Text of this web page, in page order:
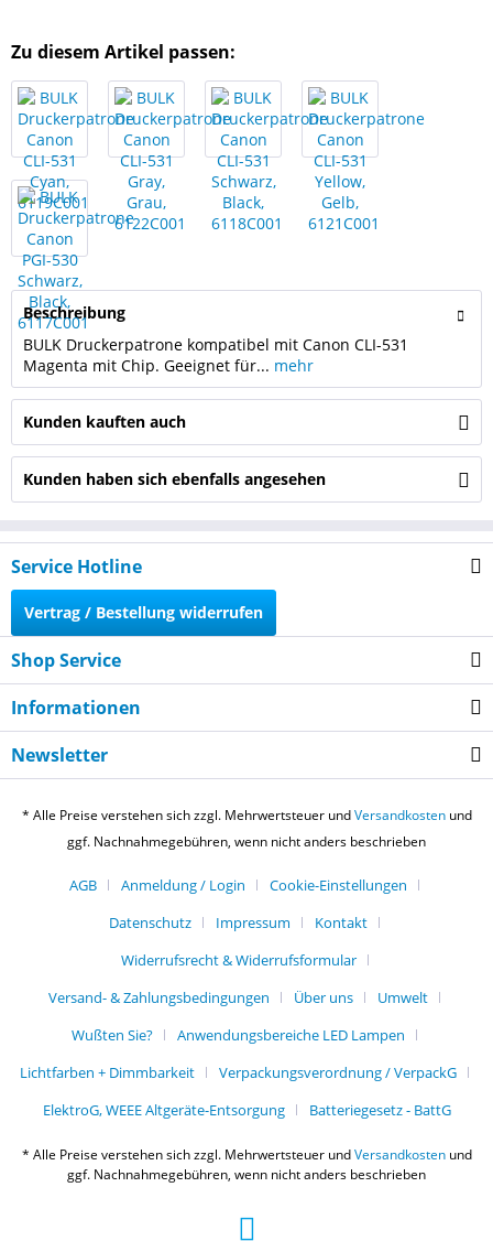
Zu diesem Artikel passen:
Beschreibung
BULK Druckerpatrone kompatibel mit Canon CLI-531
Magenta mit Chip. Geeignet für... mehr
Kunden kauften auch
Kunden haben sich ebenfalls angesehen
Service Hotline
Vertrag / Bestellung widerrufen
Shop Service
Informationen
Newsletter
* Alle Preise verstehen sich zzgl. Mehrwertsteuer undVersandkostenund
ggf. Nachnahmegebühren, wenn nicht anders beschrieben
AGB Anmeldung / Login
Cookie-Einstellungen
Datenschutz
Impressum
Kontakt
Widerrufsrecht & Widerrufsformular
Versand- & Zahlungsbedingungen
Über uns
Umwelt
Wußten Sie?
Anwendungsbereiche LED Lampen
Lichtfarben + Dimmbarkeit
Verpackungsverordnung / VerpackG
ElektroG, WEEE Altgeräte-Entsorgung
Batteriegesetz - BattG
* Alle Preise verstehen sich zzgl. Mehrwertsteuer undVersandkostenund
ggf. Nachnahmegebühren, wenn nicht anders beschrieben